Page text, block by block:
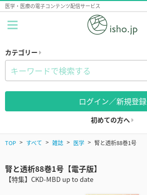
医学・医療の電子コンテンツ配信サービス
カテゴリー
ログイン／新規登録
初めての方へ
TOP すべて 雑誌 医学 腎と透析88巻1号
腎と透析88巻1号【電子版】
【特集】CKD-MBD up to date